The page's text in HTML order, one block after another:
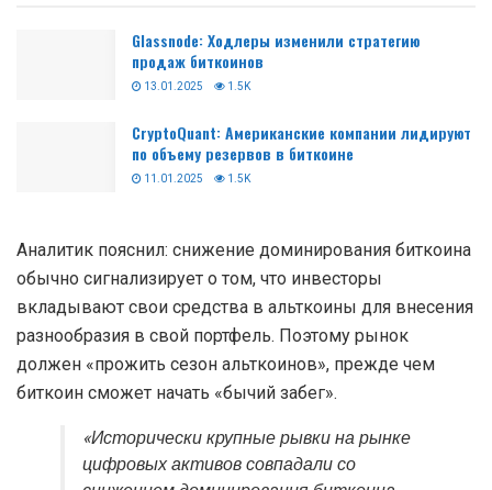
Glassnode: Ходлеры изменили стратегию
продаж биткоинов
13.01.2025 1.5K
CryptoQuant: Американские компании лидируют
по объему резервов в биткоине
11.01.2025 1.5K
Аналитик пояснил: снижение доминирования биткоина
обычно сигнализирует о том, что инвесторы
вкладывают свои средства в альткоины для внесения
разнообразия в свой портфель. Поэтому рынок
должен «прожить сезон альткоинов», прежде чем
биткоин сможет начать «бычий забег».
«Исторически крупные рывки на рынке
цифровых активов совпадали со